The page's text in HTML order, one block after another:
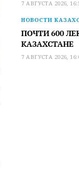
7 АВГУСТА 2026,
НОВОСТИ
ПОЧТИ 600
КАЗАХСТАНЕ
7 АВГУСТА 2026,